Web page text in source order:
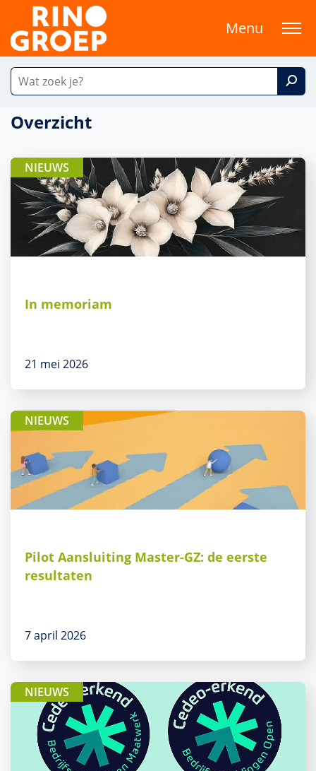
Menu
Overzicht
NIEUWS
In memoriam
21 mei 2026
NIEUWS
Pilot Aansluiting Master-GZ: de eerste
resultaten
7 april 2026
NIEUWS